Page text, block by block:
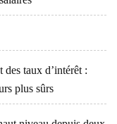
taux d’intérêt :
plus sûrs